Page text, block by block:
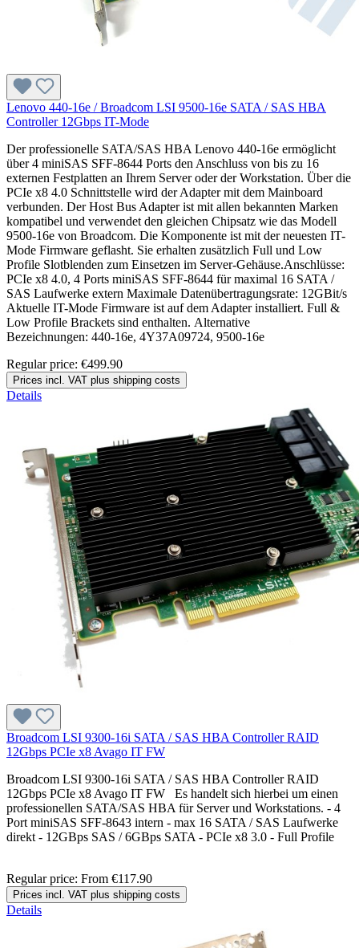
Lenovo 440-16e / Broadcom LSI 9500-16e SATA / SAS HBA
Controller 12Gbps IT-Mode
Der professionelle SATA/SAS HBA Lenovo 440-16e ermöglicht
über 4 miniSAS SFF-8644 Ports den Anschluss von bis zu 16
externen Festplatten an Ihrem Server oder der Workstation. Über die
PCIe x8 4.0 Schnittstelle wird der Adapter mit dem Mainboard
verbunden. Der Host Bus Adapter ist mit allen bekannten Marken
kompatibel und verwendet den gleichen Chipsatz wie das Modell
9500-16e von Broadcom. Die Komponente ist mit der neuesten IT-
Mode Firmware geflasht. Sie erhalten zusätzlich Full und Low
Profile Slotblenden zum Einsetzen im Server-Gehäuse.Anschlüsse:
PCIe x8 4.0, 4 Ports miniSAS SFF-8644 für maximal 16 SATA /
SAS Laufwerke extern Maximale Datenübertragungsrate: 12GBit/s
Aktuelle IT-Mode Firmware ist auf dem Adapter installiert. Full &
Low Profile Brackets sind enthalten. Alternative
Bezeichnungen: 440-16e, 4Y37A09724, 9500-16e
Regular price: €499.90
Prices incl. VAT plus shipping costs
Details
Broadcom LSI 9300-16i SATA / SAS HBA Controller RAID
12Gbps PCIe x8 Avago IT FW
Broadcom LSI 9300-16i SATA / SAS HBA Controller RAID
12Gbps PCIe x8 Avago IT FW Es handelt sich hierbei um einen
professionellen SATA/SAS HBA für Server und Workstations. - 4
Port miniSAS SFF-8643 intern - max 16 SATA / SAS Laufwerke
direkt - 12GBps SAS / 6GBps SATA - PCIe x8 3.0 - Full Profile
Regular price: From €117.90
Prices incl. VAT plus shipping costs
Details